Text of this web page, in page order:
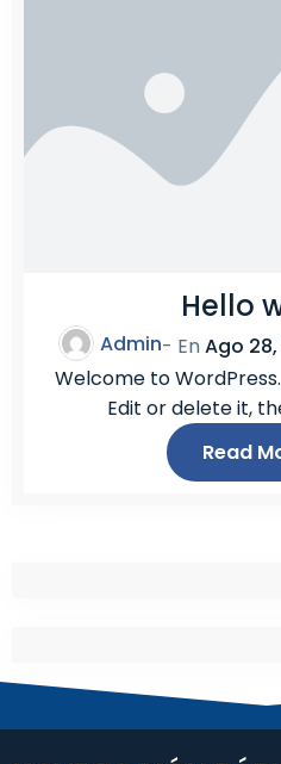
Hello
Admin- EnAgo
Welcome to
Edit or delete it,
Read